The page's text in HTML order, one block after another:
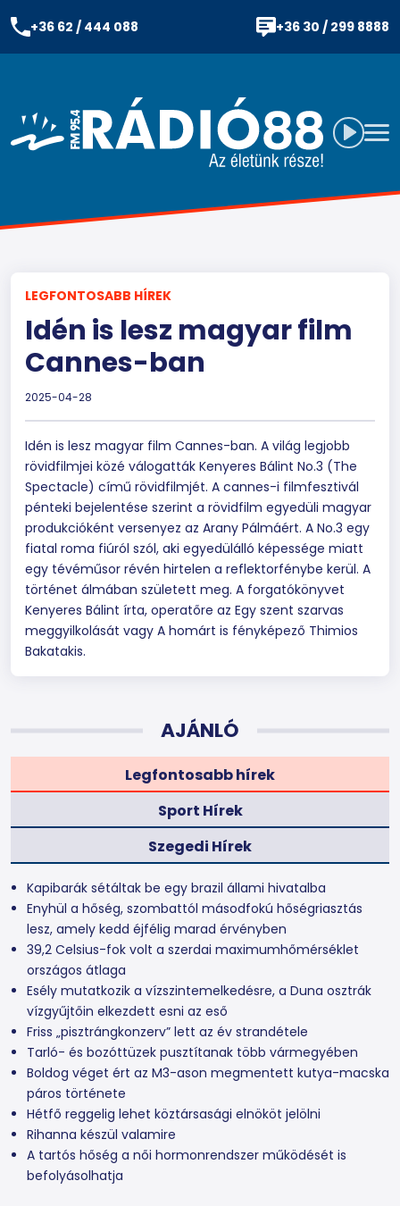
+36 62 / 444 088 +36 30 / 299 8888
LEGFONTOSABB HÍREK
Idén is lesz magyar film
Cannes-ban
2025-04-28
Idén is lesz magyar film Cannes-ban. A világ legjobb
rövidfilmjei közé válogatták Kenyeres Bálint No.3 (The
Spectacle) című rövidfilmjét. A cannes-i filmfesztivál
pénteki bejelentése szerint a rövidfilm egyedüli magyar
produkcióként versenyez az Arany Pálmáért. A No.3 egy
fiatal roma fiúról szól, aki egyedülálló képessége miatt
egy tévéműsor révén hirtelen a reflektorfénybe kerül. A
történet álmában született meg. A forgatókönyvet
Kenyeres Bálint írta, operatőre az Egy szent szarvas
meggyilkolását vagy A homárt is fényképező Thimios
Bakatakis.
AJÁNLÓ
Legfontosabb hírek
Sport Hírek
Szegedi Hírek
Kapibarák sétáltak be egy brazil állami hivatalba
Enyhül a hőség, szombattól másodfokú hőségriasztás
lesz, amely kedd éjfélig marad érvényben
39,2 Celsius-fok volt a szerdai maximumhőmérséklet
országos átlaga
Esély mutatkozik a vízszintemelkedésre, a Duna osztrák
vízgyűjtőin elkezdett esni az eső
Friss „pisztrángkonzerv” lett az év strandétele
Tarló- és bozóttüzek pusztítanak több vármegyében
Boldog véget ért az M3-ason megmentett kutya-macska
páros története
Hétfő reggelig lehet köztársasági elnököt jelölni
Rihanna készül valamire
A tartós hőség a női hormonrendszer működését is
befolyásolhatja